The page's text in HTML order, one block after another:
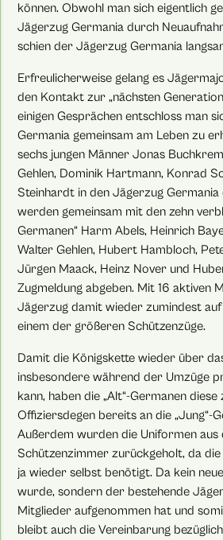
können. Obwohl man sich eigentlich
Jägerzug Germania durch
schien der Jägerzug Germania
Erfreulicherweise gelang es
den Kontakt zur „nächsten
einigen Gesprächen entschloss man
Germania gemeinsam am Leben zu
sechs jungen Männer Jonas
Gehlen, Dominik Hartmann, Konrad
Steinhardt in den Jägerzug Germania
werden gemeinsam mit den zehn
Germanen“ Harm Abels, Heinrich
Walter Gehlen, Hubert Hambloch,
Jürgen Maack, Heinz Nover und
Zugmeldung abgeben. Mit 16 aktiven
Jägerzug damit wieder zumindest
einem der größeren Schützenzüge.
Damit die Königskette wieder über
insbesondere während der Umzüge
kann, haben die „Alt“-Germanen
Offiziersdegen bereits an die „Jung“-
Außerdem wurden die Uniformen aus
Schützenzimmer zurückgeholt, da
ja wieder selbst benötigt. Da kein
wurde, sondern der bestehende
Mitglieder aufgenommen hat und
bleibt auch die Vereinbarung